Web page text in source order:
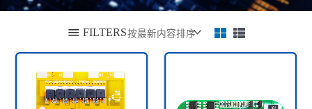
FILTERS